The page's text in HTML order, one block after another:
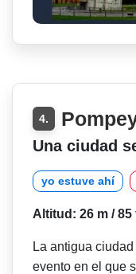
4.
Una ciudad
yo estuve ahí
Altitud: 26 m / 85
La antigua
evento en el que